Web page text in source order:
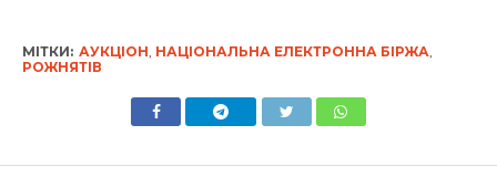
МІТКИ: АУКЦІОН НАЦІОНАЛЬНА ЕЛЕКТРОННА БІРЖА
РОЖНЯТІВ